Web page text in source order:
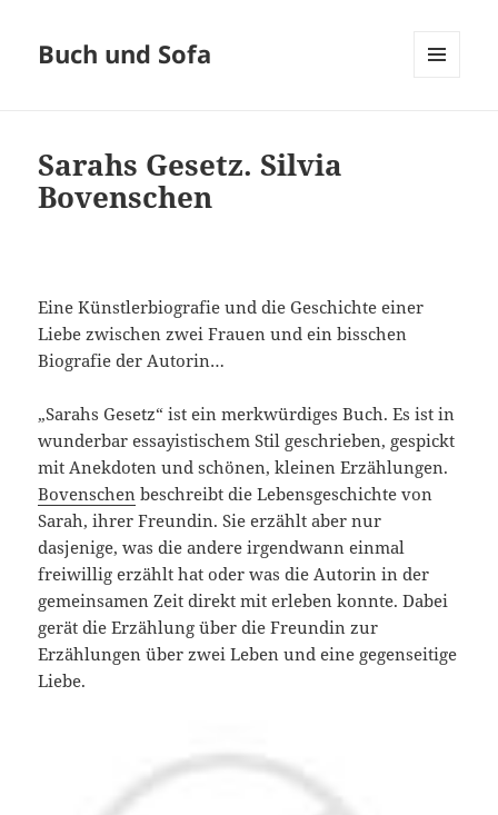
Buch und Sofa
Sarahs Gesetz. Silvia
Bovenschen
Eine Künstlerbiografie und die Geschichte einer
Liebe zwischen zwei Frauen und ein bisschen
Biografie der Autorin…
„Sarahs Gesetz“ ist ein merkwürdiges Buch. Es ist in
wunderbar essayistischem Stil geschrieben, gespickt
mit Anekdoten und schönen, kleinen Erzählungen.
Bovenschen beschreibt die Lebensgeschichte von
Sarah, ihrer Freundin. Sie erzählt aber nur
dasjenige, was die andere irgendwann einmal
freiwillig erzählt hat oder was die Autorin in der
gemeinsamen Zeit direkt mit erleben konnte. Dabei
gerät die Erzählung über die Freundin zur
Erzählungen über zwei Leben und eine gegenseitige
Liebe.